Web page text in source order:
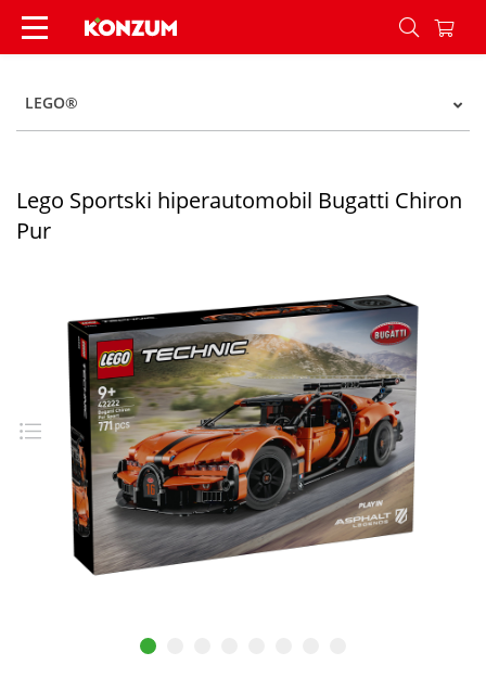
Lego Sportski hiperautomobil Bugatti Chiron Pur
LEGO®
Lego Sportski hiperautomobil Bugatti Chiron
Pur